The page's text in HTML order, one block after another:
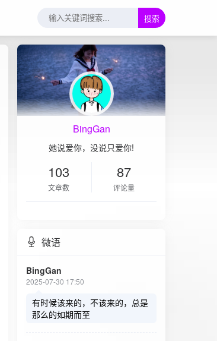
搜索
BingGan
她说爱你，没说只爱你!
103
文章数
87
评论量
微语
BingGan
2025-07-30 17:50
有时候该来的，不该来的，总是
那么的如期而至